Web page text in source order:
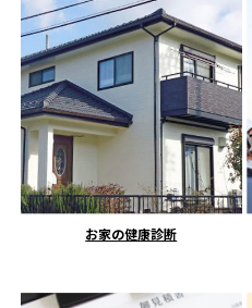
お家の健康診断